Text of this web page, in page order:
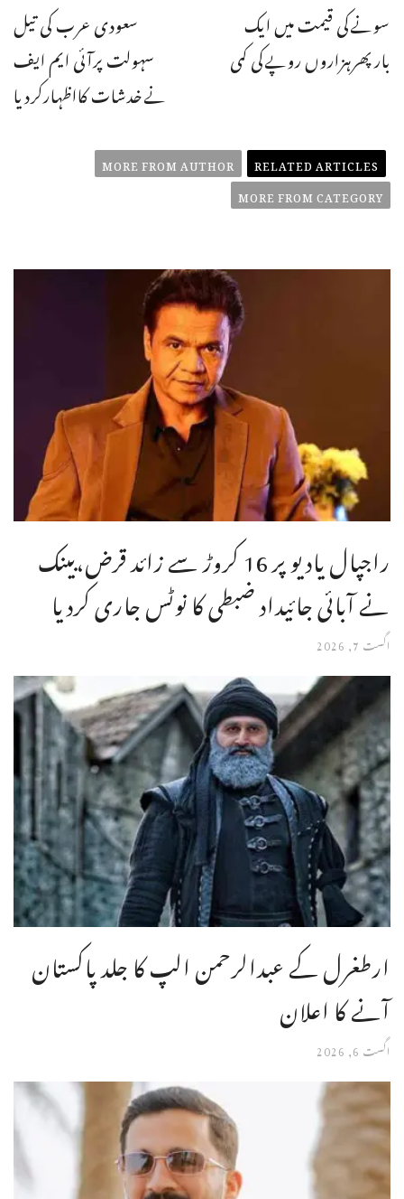
سعودی عرب کی تیل
سہولت پرآئی ایم ایف
نےخدشات کااظہارکردیا
سونےکی قیمت میں ایک
بارپھرہزاروں روپےکی کمی
RELATED ARTICLES
MORE FROM AUTHOR
MORE FROM CATEGORY
راجپال یادیو پر 16 کروڑ سے زائد قرض،بینک
نے آبائی جائیداد ضبطی کا نوٹس جاری کردیا
اگست 7, 2026
ارطغرل کے عبدالرحمن الپ کا جلد پاکستان
آنے کا اعلان
اگست 6, 2026